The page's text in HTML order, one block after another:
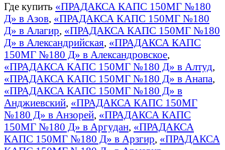
Где купить «ПРАДАКСА КАПС 150МГ №180
Д» в Азов, «ПРАДАКСА КАПС 150МГ №180
Д» в Алагир, «ПРАДАКСА КАПС 150МГ №180
Д» в Александрийская, «ПРАДАКСА КАПС
150МГ №180 Д» в Александровское,
«ПРАДАКСА КАПС 150МГ №180 Д» в Алтуд,
«ПРАДАКСА КАПС 150МГ №180 Д» в Анапа,
«ПРАДАКСА КАПС 150МГ №180 Д» в
Анджиевский, «ПРАДАКСА КАПС 150МГ
№180 Д» в Анзорей, «ПРАДАКСА КАПС
150МГ №180 Д» в Аргудан, «ПРАДАКСА
КАПС 150МГ №180 Д» в Арзгир, «ПРАДАКСА